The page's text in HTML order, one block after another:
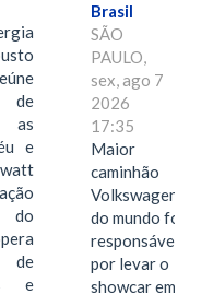
de
as
e
do
de
e
Brasil
SÃO
PAULO,
sex, ago 7
2026
17:35
Maior
caminhão
Volkswagen
do mundo foi
responsável
por levar o
showcar em